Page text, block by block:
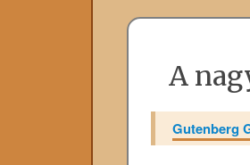
A
Gutenberg